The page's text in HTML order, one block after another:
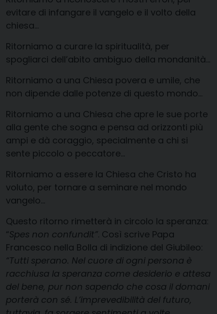
evitare di infangare il vangelo e il volto della
chiesa…
Ritorniamo a curare la spiritualità, per
spogliarci dell’abito ambiguo della mondanità…
Ritorniamo a una Chiesa povera e umile, che
non dipende dalle potenze di questo mondo…
Ritorniamo a una Chiesa che apre le sue porte
alla gente che sogna e pensa ad orizzonti più
ampi e dà coraggio, specialmente a chi si
sente piccolo o peccatore…
Ritorniamo a essere la Chiesa che Cristo ha
voluto, per tornare a seminare nel mondo
vangelo…
Questo ritorno rimetterà in circolo la speranza:
“Spes non confundit”. Così scrive Papa
Francesco nella Bolla di indizione del Giubileo:
“Tutti sperano. Nel cuore di ogni persona è
racchiusa la speranza come desiderio e attesa
del bene, pur non sapendo che cosa il domani
porterà con sé. L’imprevedibilità del futuro,